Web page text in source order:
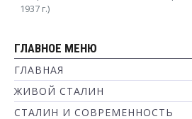
1937 г.)
ГЛАВНОЕ МЕНЮ
ГЛАВНАЯ
ЖИВОЙ СТАЛИН
СТАЛИН И СОВРЕМЕННОСТЬ